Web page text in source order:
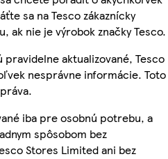
sa na Tesco zákaznícky
ak nie je výrobok značky Tesco.
aktualizované, Tesco
nesprávne informácie. Toto
iba pre osobnú potrebu, a
spôsobom bez
Stores Limited ani bez